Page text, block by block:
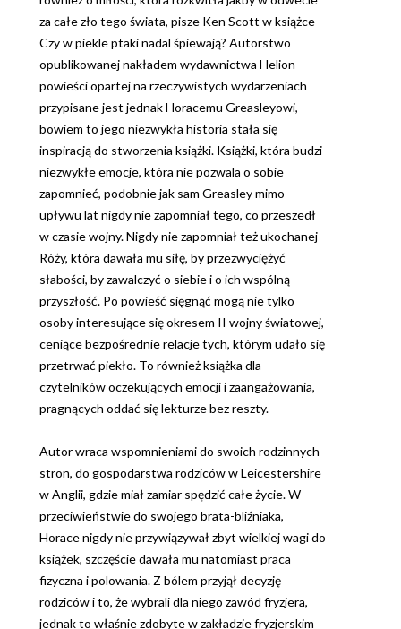
za całe zło tego świata, pisze Ken Scott w książce
Czy w piekle ptaki nadal śpiewają? Autorstwo
opublikowanej nakładem wydawnictwa Helion
powieści opartej na rzeczywistych wydarzeniach
przypisane jest jednak Horacemu Greasleyowi,
bowiem to jego niezwykła historia stała się
inspiracją do stworzenia książki. Książki, która budzi
niezwykłe emocje, która nie pozwala o sobie
zapomnieć, podobnie jak sam Greasley mimo
upływu lat nigdy nie zapomniał tego, co przeszedł
w czasie wojny. Nigdy nie zapomniał też ukochanej
Róży, która dawała mu siłę, by przezwyciężyć
słabości, by zawalczyć o siebie i o ich wspólną
przyszłość. Po powieść sięgnąć mogą nie tylko
osoby interesujące się okresem II wojny światowej,
ceniące bezpośrednie relacje tych, którym udało się
przetrwać piekło. To również książka dla
czytelników oczekujących emocji i zaangażowania,
pragnących oddać się lekturze bez reszty.
Autor wraca wspomnieniami do swoich rodzinnych
stron, do gospodarstwa rodziców w Leicestershire
w Anglii, gdzie miał zamiar spędzić całe życie. W
przeciwieństwie do swojego brata-bliźniaka,
Horace nigdy nie przywiązywał zbyt wielkiej wagi do
książek, szczęście dawała mu natomiast praca
fizyczna i polowania. Z bólem przyjął decyzję
rodziców i to, że wybrali dla niego zawód fryzjera,
jednak to właśnie zdobyte w zakładzie fryzjerskim